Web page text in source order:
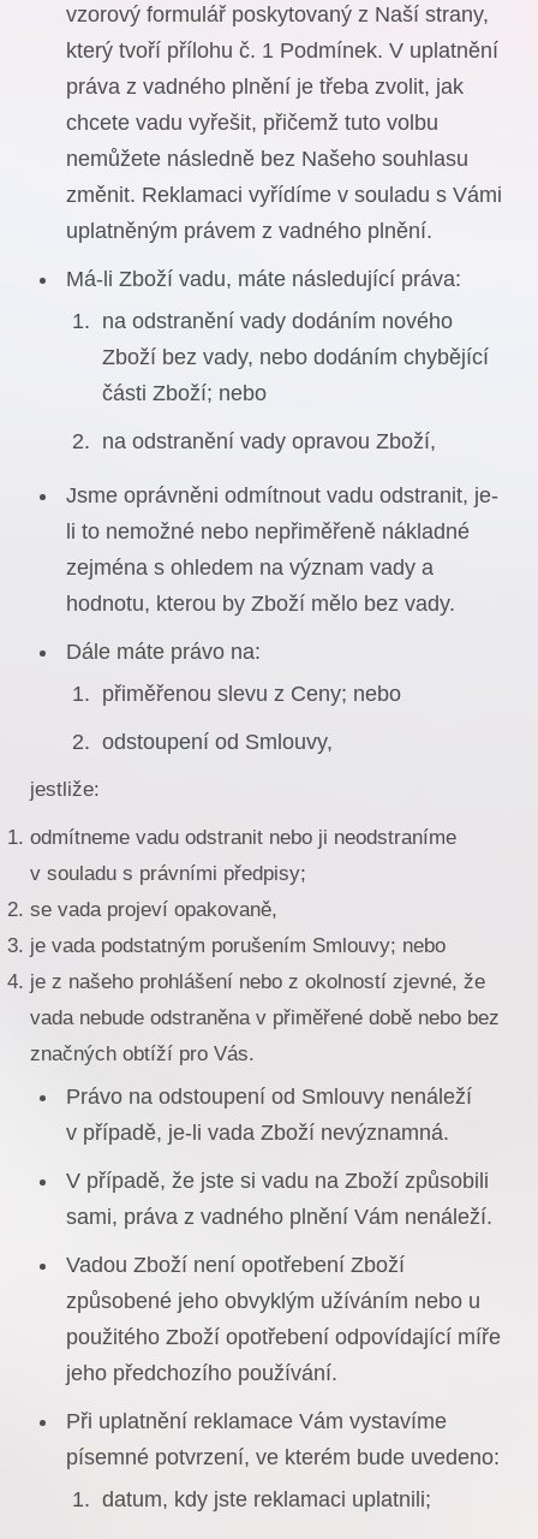
vzorový formulář poskytovaný z Naší strany,
který tvoří přílohu č. 1 Podmínek. V uplatnění
práva z vadného plnění je třeba zvolit, jak
chcete vadu vyřešit, přičemž tuto volbu
nemůžete následně bez Našeho souhlasu
změnit. Reklamaci vyřídíme v souladu s Vámi
uplatněným právem z vadného plnění.
Má-li Zboží vadu, máte následující práva:
na odstranění vady dodáním nového
Zboží bez vady, nebo dodáním chybějící
části Zboží; nebo
na odstranění vady opravou Zboží,
Jsme oprávněni odmítnout vadu odstranit, je-
li to nemožné nebo nepřiměřeně nákladné
zejména s ohledem na význam vady a
hodnotu, kterou by Zboží mělo bez vady.
Dále máte právo na:
přiměřenou slevu z Ceny; nebo
odstoupení od Smlouvy,
jestliže:
odmítneme vadu odstranit nebo ji neodstraníme
v souladu s právními předpisy;
se vada projeví opakovaně,
je vada podstatným porušením Smlouvy; nebo
je z našeho prohlášení nebo z okolností zjevné, že
vada nebude odstraněna v přiměřené době nebo bez
značných obtíží pro Vás.
Právo na odstoupení od Smlouvy nenáleží
v případě, je-li vada Zboží nevýznamná.
V případě, že jste si vadu na Zboží způsobili
sami, práva z vadného plnění Vám nenáleží.
Vadou Zboží není opotřebení Zboží
způsobené jeho obvyklým užíváním nebo u
použitého Zboží opotřebení odpovídající míře
jeho předchozího používání.
Při uplatnění reklamace Vám vystavíme
písemné potvrzení, ve kterém bude uvedeno:
datum, kdy jste reklamaci uplatnili;